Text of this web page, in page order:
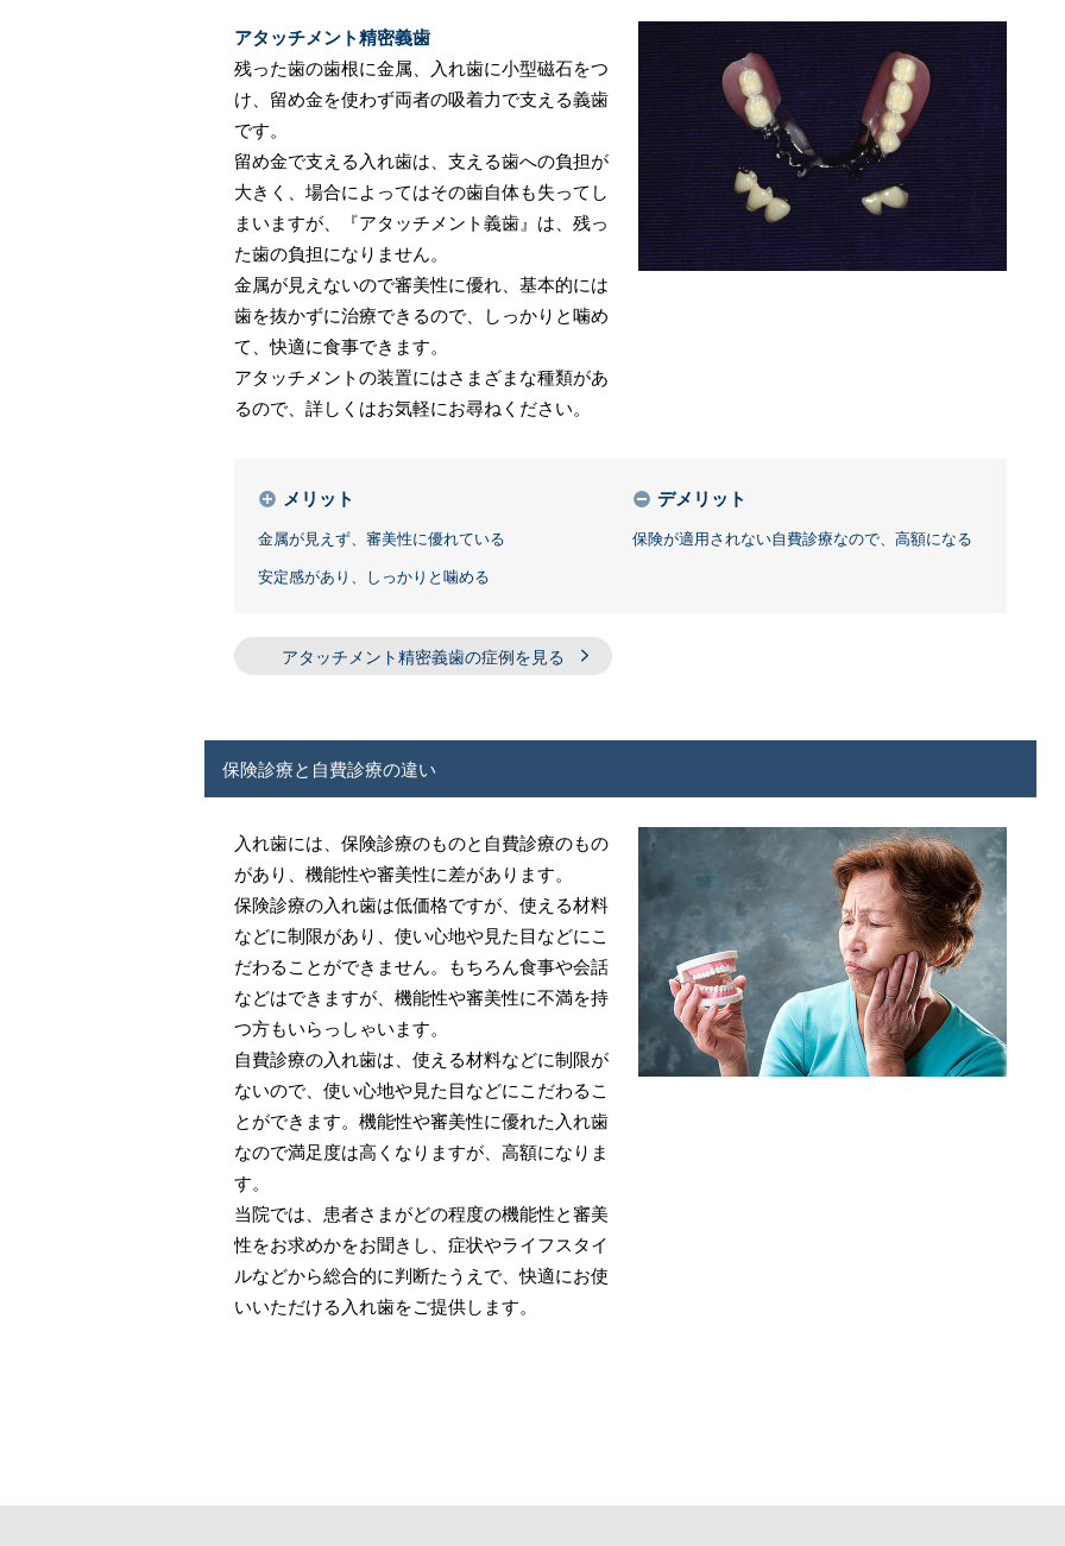
アタッチメント精密義歯
残った歯の歯根に金属、入れ歯に小型磁石をつ
け、留め金を使わず両者の吸着力で支える義歯
です。
留め金で支える入れ歯は、支える歯への負担が
大きく、場合によってはその歯自体も失ってし
まいますが、『アタッチメント義歯』は、残っ
た歯の負担になりません。
金属が見えないので審美性に優れ、基本的には
歯を抜かずに治療できるので、しっかりと噛め
て、快適に食事できます。
アタッチメントの装置にはさまざまな種類があ
るので、詳しくはお気軽にお尋ねください。
メリット
金属が見えず、審美性に優れている
安定感があり、しっかりと噛める
デメリット
保険が適用されない自費診療なので、高額になる
アタッチメント精密義歯の症例を見る
保険診療と自費診療の違い
入れ歯には、保険診療のものと自費診療のもの
があり、機能性や審美性に差があります。
保険診療の入れ歯は低価格ですが、使える材料
などに制限があり、使い心地や見た目などにこ
だわることができません。もちろん食事や会話
などはできますが、機能性や審美性に不満を持
つ方もいらっしゃいます。
自費診療の入れ歯は、使える材料などに制限が
ないので、使い心地や見た目などにこだわるこ
とができます。機能性や審美性に優れた入れ歯
なので満足度は高くなりますが、高額になりま
す。
当院では、患者さまがどの程度の機能性と審美
性をお求めかをお聞きし、症状やライフスタイ
ルなどから総合的に判断たうえで、快適にお使
いいただける入れ歯をご提供します。